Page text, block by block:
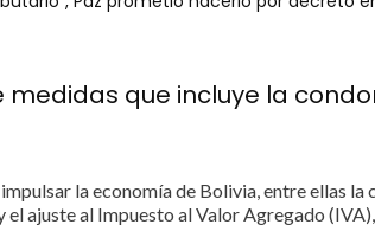
medidas que incluye la
la economía de Bolivia, entre ellas la
ajuste al Impuesto al Valor Agregado